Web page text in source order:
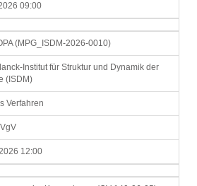
09:00
(MPG_ISDM-2026-0010)
Institut für Struktur und Dynamik der
(ISDM)
Verfahren
12:00